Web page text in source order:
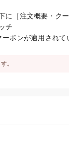
に［注文概要・ク
チ
ポンが適用されて
。